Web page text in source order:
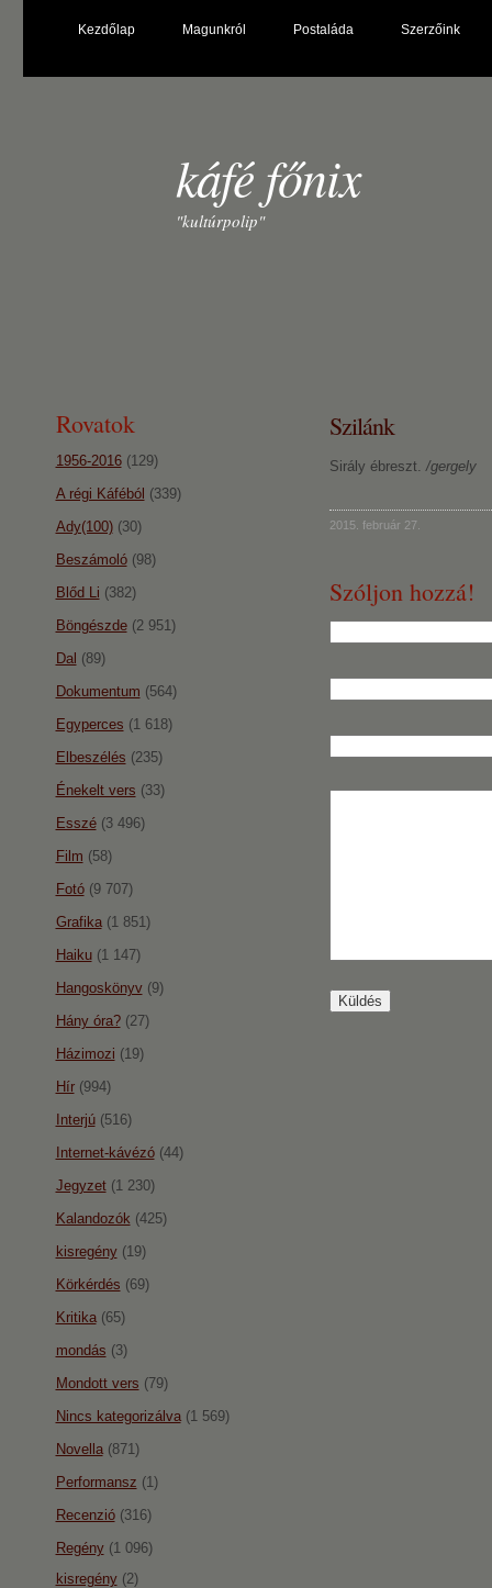
Kezdőlap Magunkról Postaláda Szerzőink
káfé főnix
"kultúrpolip"
Szilánk
Sirály ébreszt./gergely
2015. február 27.
Szóljon hozzá!
Rovatok
1956-2016(129)
A régi Káféból (339)
Ady(100)(30)
Beszámoló(98)
Blőd Li (382)
Böngészde(2 951)
Dal (89)
Dokumentum (564)
Egyperces (1 618)
Elbeszélés (235)
Énekelt vers (33)
Esszé(3 496)
Film (58)
Fotó(9 707)
Grafika(1 851)
Haiku(1 147)
Hangoskönyv(9)
Hány óra?(27)
Házimozi (19)
Hír(994)
Interjú(516)
Internet-kávézó(44)
Jegyzet(1 230)
Kalandozók (425)
kisregény(19)
Körkérdés (69)
Kritika(65)
mondás (3)
Mondott vers (79)
Nincs kategorizálva(1 569)
Novella(871)
Performansz (1)
Recenzió(316)
Regény(1 096)
kisregény(2)